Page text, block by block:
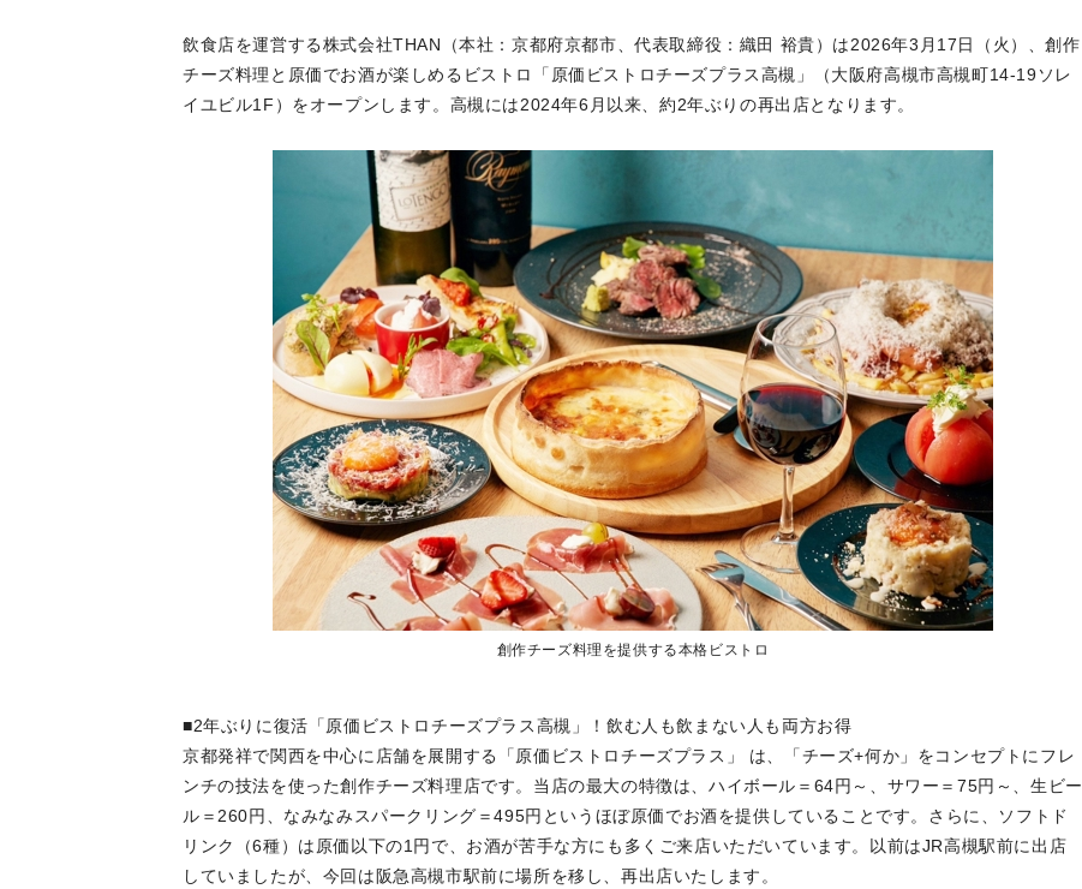
飲食店を運営する株式会社THAN（本社：京都府京都市、代表取締役：織田 裕貴）は2026年3月17日（火）、創作
チーズ料理と原価でお酒が楽しめるビストロ「原価ビストロチーズプラス高槻」（大阪府高槻市高槻町14-19ソレ
イユビル1F）をオープンします。高槻には2024年6月以来、約2年ぶりの再出店となります。
創作チーズ料理を提供する本格ビストロ
■2年ぶりに復活「原価ビストロチーズプラス高槻」！飲む人も飲まない人も両方お得
京都発祥で関西を中心に店舗を展開する「原価ビストロチーズプラス」 は、「チーズ+何か」をコンセプトにフレ
ンチの技法を使った創作チーズ料理店です。当店の最大の特徴は、ハイボール＝64円～、サワー＝75円～、生ビー
ル＝260円、なみなみスパークリング＝495円というほぼ原価でお酒を提供していることです。さらに、ソフトド
リンク（6種）は原価以下の1円で、お酒が苦手な方にも多くご来店いただいています。以前はJR高槻駅前に出店
していましたが、今回は阪急高槻市駅前に場所を移し、再出店いたします。